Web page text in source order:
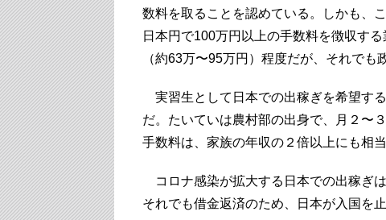
数料を取ることを認めている。しかも、
日本円で100万円以上の手数料を徴収す
（約63万〜95万円）程度だが、それでも
実習生として日本での出稼ぎを希望す
だ。たいていは農村部の出身で、月２〜
手数料は、家族の年収の２倍以上にも相
コロナ感染が拡大する日本での出稼ぎ
それでも借金返済のため、日本が入国を